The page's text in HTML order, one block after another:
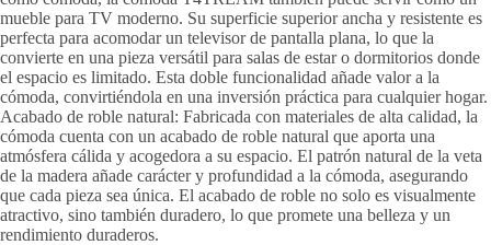
mueble para TV moderno. Su superficie superior ancha y resistente es
perfecta para acomodar un televisor de pantalla plana, lo que la
convierte en una pieza versátil para salas de estar o dormitorios donde
el espacio es limitado. Esta doble funcionalidad añade valor a la
cómoda, convirtiéndola en una inversión práctica para cualquier hogar.
Acabado de roble natural: Fabricada con materiales de alta calidad, la
cómoda cuenta con un acabado de roble natural que aporta una
atmósfera cálida y acogedora a su espacio. El patrón natural de la veta
de la madera añade carácter y profundidad a la cómoda, asegurando
que cada pieza sea única. El acabado de roble no solo es visualmente
atractivo, sino también duradero, lo que promete una belleza y un
rendimiento duraderos.